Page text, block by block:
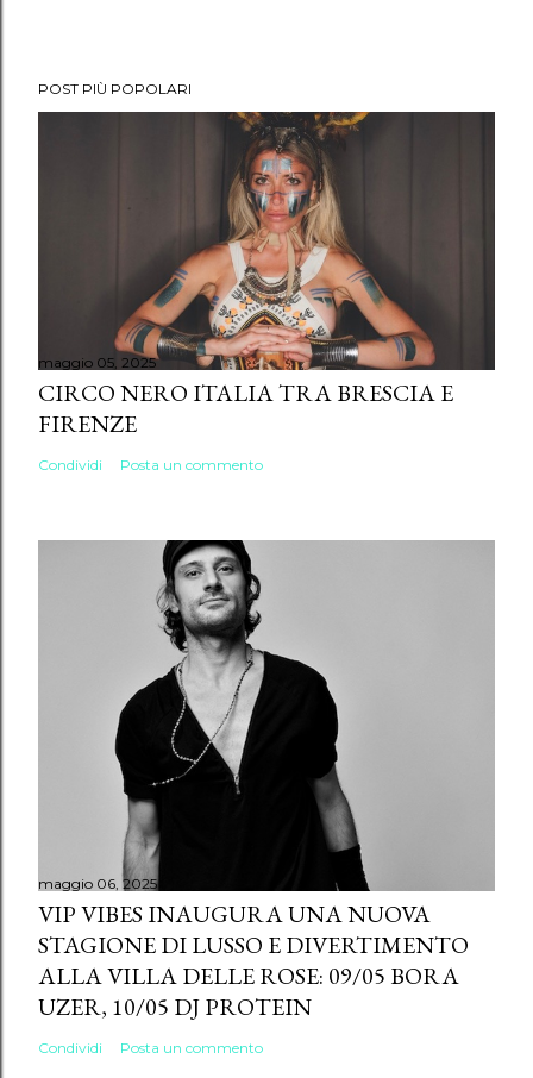
POST PIÙ POPOLARI
maggio 05, 2025
CIRCO NERO ITALIA TRA BRESCIA E
FIRENZE
Condividi Posta un commento
maggio 06, 2025
VIP VIBES INAUGURA UNA NUOVA
STAGIONE DI LUSSO E DIVERTIMENTO
ALLA VILLA DELLE ROSE: 09/05 BORA
UZER, 10/05 DJ PROTEIN
Condividi Posta un commento